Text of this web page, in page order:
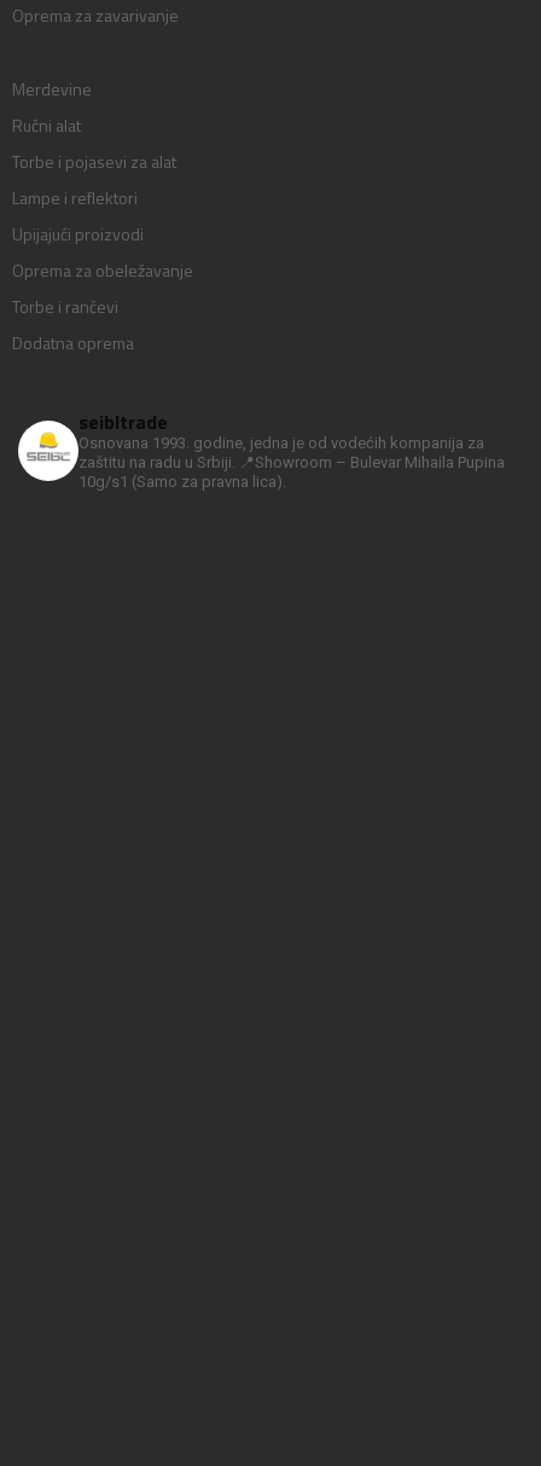
Oprema za zavarivanje
Merdevine
Ručni alat
Torbe i pojasevi za alat
Lampe i reflektori
Upijajući proizvodi
Oprema za obeležavanje
Torbe i rančevi
Dodatna oprema
seibltrade
Osnovana 1993. godine, jedna je od vodećih kompanija za
zaštitu na radu u Srbiji.
📍Showroom – Bulevar Mihaila Pupina
10g/s1 (Samo za pravna lica).